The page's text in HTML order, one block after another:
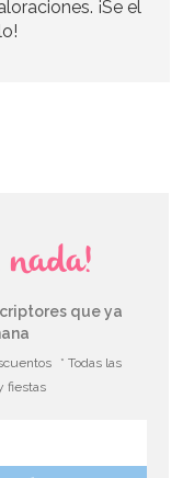
¡Se el
nada!
que ya
* Todas las
fiestas